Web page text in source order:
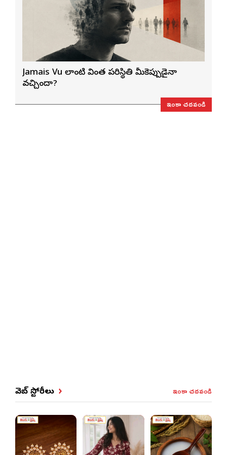
Jamais Vu లాంటి వింత పరిస్థితి మీకెప్పుడైనా
వచ్చిందా?
ఇంకా చదవండి
వెబ్ స్టోరీలు ఇంకా చదవండి